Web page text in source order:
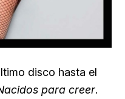
disco hasta el
para creer.